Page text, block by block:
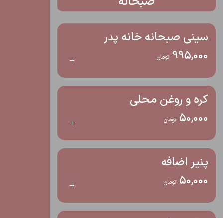
سینی صبحانه خانه پدر
995,000 تومان
کره و روغن محلی
50,000 تومان
پنیر اضافه
50,000 تومان